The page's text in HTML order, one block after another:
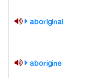
aboriginal
aborigine